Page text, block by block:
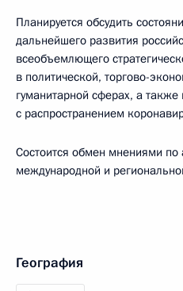
Планируется обсудить
дальнейшего развития
всеобъемлющего
в политической, торгово-
гуманитарной сферах, а
с распространением
Состоится обмен мнениями
международной и
География